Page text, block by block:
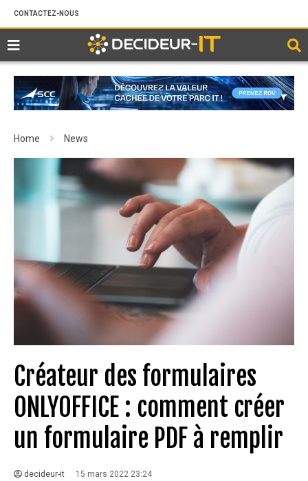
CONTACTEZ-NOUS
Home News
Créateur des formulaires
ONLYOFFICE : comment créer
un formulaire PDF à remplir
decideur-it 15 mars 2022 23:24